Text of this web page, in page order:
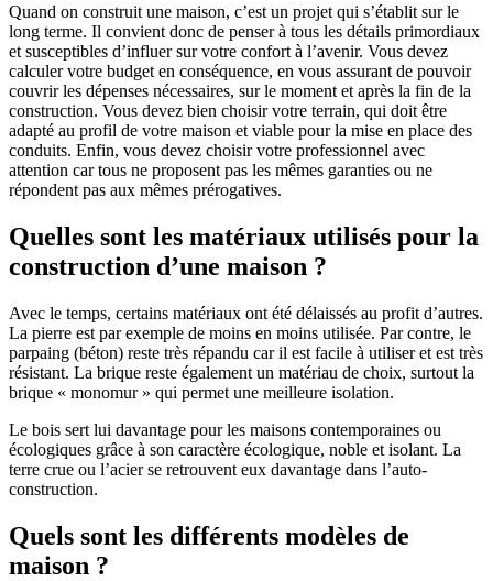
Quand on construit une maison, c’est un projet qui s’établit sur le
long terme. Il convient donc de penser à tous les détails primordiaux
et susceptibles d’influer sur votre confort à l’avenir. Vous devez
calculer votre budget en conséquence, en vous assurant de pouvoir
couvrir les dépenses nécessaires, sur le moment et après la fin de la
construction. Vous devez bien choisir votre terrain, qui doit être
adapté au profil de votre maison et viable pour la mise en place des
conduits. Enfin, vous devez choisir votre professionnel avec
attention car tous ne proposent pas les mêmes garanties ou ne
répondent pas aux mêmes prérogatives.
Quelles sont les matériaux utilisés pour la
construction d’une maison ?
Avec le temps, certains matériaux ont été délaissés au profit d’autres.
La pierre est par exemple de moins en moins utilisée. Par contre, le
parpaing (béton) reste très répandu car il est facile à utiliser et est très
résistant. La brique reste également un matériau de choix, surtout la
brique « monomur » qui permet une meilleure isolation.
Le bois sert lui davantage pour les maisons contemporaines ou
écologiques grâce à son caractère écologique, noble et isolant. La
terre crue ou l’acier se retrouvent eux davantage dans l’auto-
construction.
Quels sont les différents modèles de
maison ?